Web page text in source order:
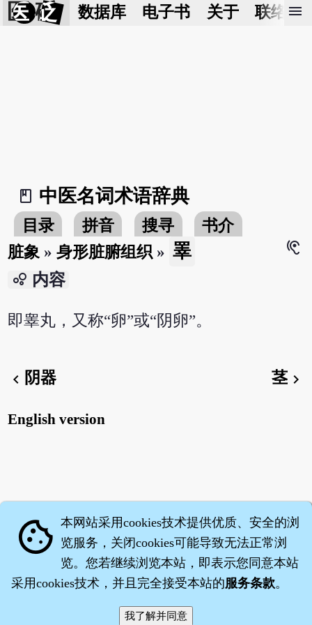
医 砭 数据库 电子书 关于 联络我
menu
book_2
中医名词术语辞典
目录 拼音 搜寻
书介
脏象 »身形脏腑组织 » 睪
hearing
bubble_chart 内容
即睾丸，又称“卵”或“阴卵”。
chevron_left 阴器 茎chevron_right
English version
·沈药子©2008～2026
cookie 本网站采用cookies技术提供优质、安全的浏
览服务，关闭cookies可能导致无法正常浏
览。您若继续浏览本站，即表示您同意本站
采用cookies技术，并且完全接受本站的服务条款。